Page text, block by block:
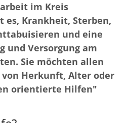
im Kreis
es, Krankheit, Sterben,
und eine
und Versorgung am
Sie möchten allen
Herkunft, Alter oder
orientierte Hilfen"